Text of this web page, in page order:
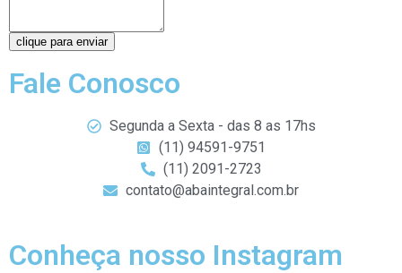
clique para enviar
Fale Conosco
Segunda a Sexta - das 8 as 17hs
(11) 94591-9751
(11) 2091-2723
contato@abaintegral.com.br
Conheça nosso Instagram